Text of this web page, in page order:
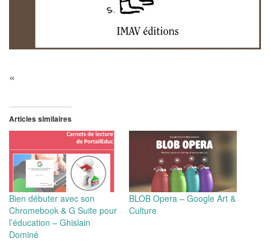
«
Articles similaires
Bien débuter avec son
Chromebook & G Suite pour
l’éducation – Ghislain
Dominé
BLOB Opera – Google Art &
Culture